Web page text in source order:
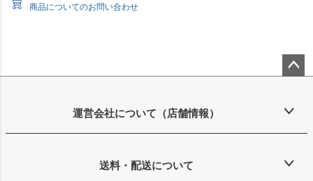
商品についてのお問い合わせ
ップ
運営会社について（店舗情報）
送料・配送について